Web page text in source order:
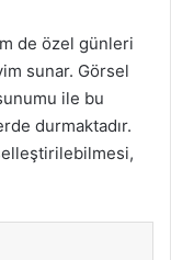
de özel günleri
sunar. Görsel
ile bu
durmaktadır.